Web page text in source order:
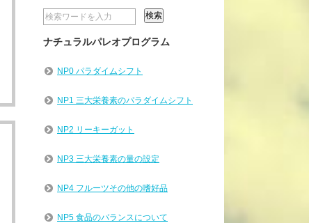
ナチュラルパレオプログラム
NP0 パラダイムシフト
NP1 三大栄養素のパラダイムシフト
NP2 リーキーガット
NP3 三大栄養素の量の設定
NP4 フルーツその他の嗜好品
NP5 食品のバランスについて